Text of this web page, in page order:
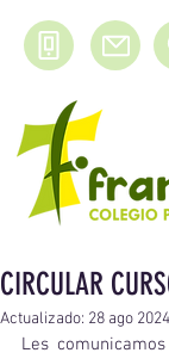
CIRCULAR
Actualizado: 28 ago 2024
Les